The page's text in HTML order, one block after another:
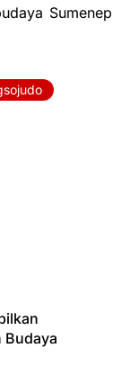
Sumenep
Budaya